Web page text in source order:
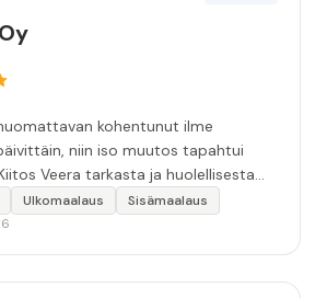
kohentunut ilme
niin iso muutos tapahtui
Veera tarkasta ja huolellisesta
palvelusta!”
Ulkomaalaus
Sisämaalaus